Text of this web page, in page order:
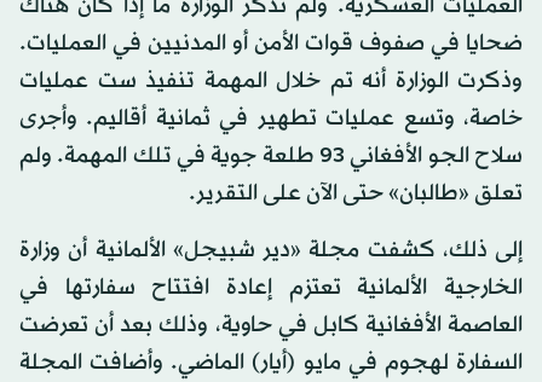
ضحايا في صفوف قوات الأمن أو المدنيين في العمليات.
وذكرت الوزارة أنه تم خلال المهمة تنفيذ ست عمليات
خاصة، وتسع عمليات تطهير في ثمانية أقاليم. وأجرى
سلاح الجو الأفغاني 93 طلعة جوية في تلك المهمة. ولم
تعلق «طالبان» حتى الآن على التقرير.
إلى ذلك، كشفت مجلة «دير شبيجل» الألمانية أن وزارة
الخارجية الألمانية تعتزم إعادة افتتاح سفارتها في
العاصمة الأفغانية كابل في حاوية، وذلك بعد أن تعرضت
السفارة لهجوم في مايو (أيار) الماضي. وأضافت المجلة